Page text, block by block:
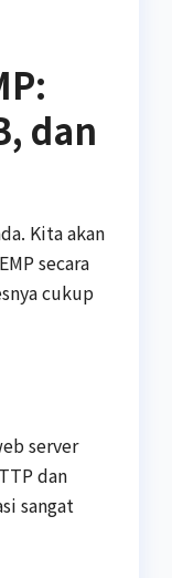
dan
Kita akan
secara
cukup
server
dan
sangat